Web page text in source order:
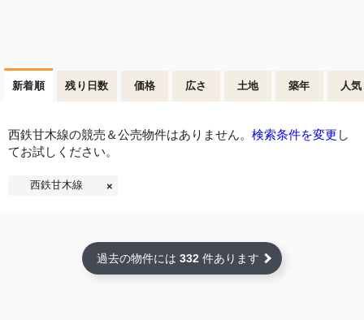
新着順 残り日数 価格 広さ 土地 築年 人気
西鉄甘木線の競売＆公売物件はありません。 検索条件を変更 し
てお試しください。
西鉄甘木線
過去の物件には 332 件あります